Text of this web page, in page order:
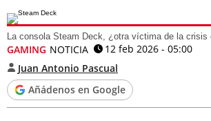
La consola Steam Deck, ¿otra víctima de la crisis
GAMING NOTICIA
12 feb 2026 - 05:00
Juan Antonio Pascual
Añádenos en Google